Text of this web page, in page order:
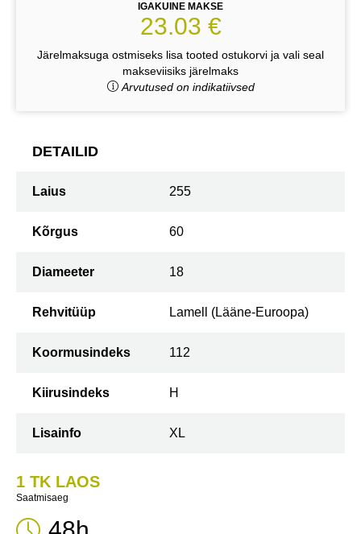
IGAKUINE MAKSE
23.03 €
Järelmaksuga ostmiseks lisa tooted ostukorvi ja vali seal
makseviisiks järelmaks
Arvutused on indikatiivsed
DETAILID
Laius 255
Kõrgus 60
Diameeter 18
Rehvitüüp Lamell (Lääne-Euroopa)
Koormusindeks 112
Kiirusindeks H
Lisainfo XL
1 TK LAOS
Saatmisaeg